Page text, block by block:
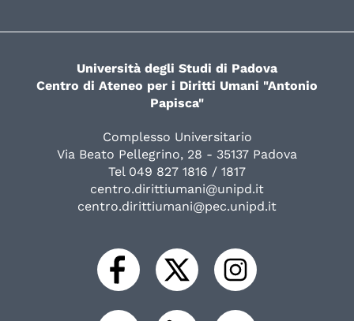
Università degli Studi di Padova
Centro di Ateneo per i Diritti Umani "Antonio
Papisca"
Complesso Universitario
Via Beato Pellegrino, 28 - 35137 Padova
Tel 049 827 1816 / 1817
centro.dirittiumani@unipd.it
centro.dirittiumani@pec.unipd.it